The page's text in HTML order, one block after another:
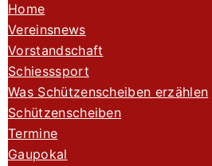
Home
Vereinsnews
Vorstandschaft
Schiesssport
Was Schützenscheiben erzählen
Schützenscheiben
Termine
Gaupokal